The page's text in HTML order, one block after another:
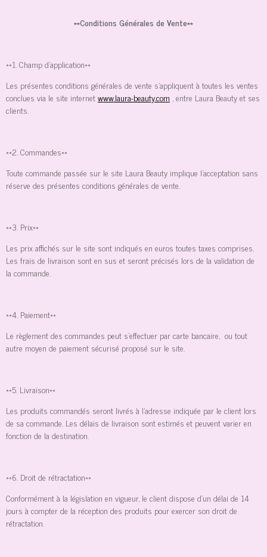
**Conditions Générales de Vente**
**1. Champ d'application**
Les présentes conditions générales de vente s'appliquent à toutes les ventes
conclues via le site internetwww.laura-beauty.com , entre Laura Beauty et ses
clients.
**2. Commandes**
Toute commande passée sur le site Laura Beauty implique l'acceptation sans
réserve des présentes conditions générales de vente.
**3. Prix**
Les prix affichés sur le site sont indiqués en euros toutes taxes comprises.
Les frais de livraison sont en sus et seront précisés lors de la validation de
la commande.
**4. Paiement**
Le règlement des commandes peut s'effectuer par carte bancaire, ou tout
autre moyen de paiement sécurisé proposé sur le site.
**5. Livraison**
Les produits commandés seront livrés à l'adresse indiquée par le client lors
de sa commande. Les délais de livraison sont estimés et peuvent varier en
fonction de la destination.
**6. Droit de rétractation**
Conformément à la législation en vigueur, le client dispose d'un délai de 14
jours à compter de la réception des produits pour exercer son droit de
rétractation.